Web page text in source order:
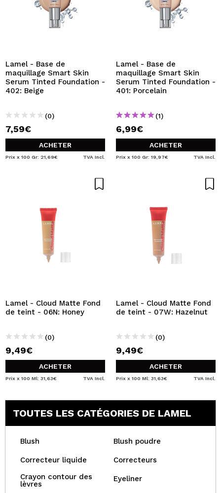
Lamel - Base de
maquillage Smart Skin
Serum Tinted Foundation -
402: Beige
(0)
7,59€
ACHETER
Prix x 100 Gr: 21,69€ TVA Incl.
Lamel - Base de
maquillage Smart Skin
Serum Tinted Foundation -
401: Porcelain
(1)
6,99€
ACHETER
Prix x 100 Gr: 19,97€ TVA Incl.
Lamel - Cloud Matte Fond
de teint - 06N: Honey
(0)
9,49€
ACHETER
Prix x 100 Ml: 31,63€ TVA Incl.
Lamel - Cloud Matte Fond
de teint - 07W: Hazelnut
(0)
9,49€
ACHETER
Prix x 100 Ml: 31,63€ TVA Incl.
TOUTES LES CATÉGORIES DE LAMEL
Blush Blush poudre
Correcteur liquide
Correcteurs
Crayon contour des
lèvres
Eyeliner